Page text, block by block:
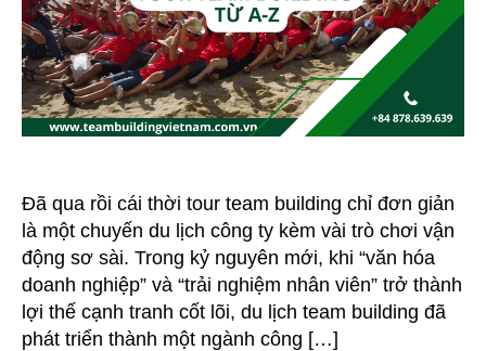
Hơn
12+
Bạn
Muốn
Đặt
Ngay!
Đã qua rồi cái thời tour team building chỉ đơn giản
là một chuyến du lịch công ty kèm vài trò chơi vận
động sơ sài. Trong kỷ nguyên mới, khi “văn hóa
doanh nghiệp” và “trải nghiệm nhân viên” trở thành
lợi thế cạnh tranh cốt lõi, du lịch team building đã
phát triển thành một ngành công […]